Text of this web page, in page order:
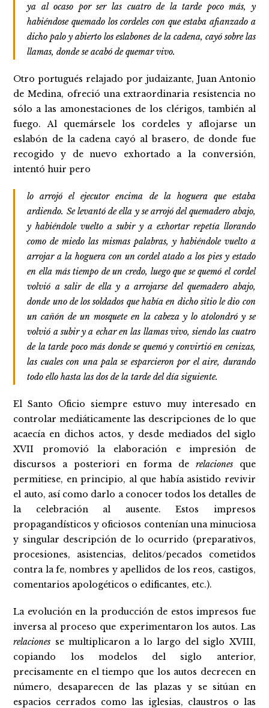
ya al ocaso por ser las cuatro de la tarde poco más, y
habiéndose quemado los cordeles con que estaba afianzado a
dicho palo y abierto los eslabones de la cadena, cayó sobre las
llamas, donde se acabó de quemar vivo.
Otro portugués relajado por judaizante, Juan Antonio
de Medina, ofreció una extraordinaria resistencia no
sólo a las amonestaciones de los clérigos, también al
fuego. Al quemársele los cordeles y aflojarse un
eslabón de la cadena cayó al brasero, de donde fue
recogido y de nuevo exhortado a la conversión,
intentó huir pero
lo arrojó el ejecutor encima de la hoguera que estaba
ardiendo. Se levantó de ella y se arrojó del quemadero abajo,
y habiéndole vuelto a subir y a exhortar repetía llorando
como de miedo las mismas palabras, y habiéndole vuelto a
arrojar a la hoguera con un cordel atado a los pies y estado
en ella más tiempo de un credo, luego que se quemó el cordel
volvió a salir de ella y a arrojarse del quemadero abajo,
donde uno de los soldados que había en dicho sitio le dio con
un cañón de un mosquete en la cabeza y lo atolondró y se
volvió a subir y a echar en las llamas vivo, siendo las cuatro
de la tarde poco más donde se quemó y convirtió en cenizas,
las cuales con una pala se esparcieron por el aire, durando
todo ello hasta las dos de la tarde del día siguiente.
El Santo Oficio siempre estuvo muy interesado en
controlar mediáticamente las descripciones de lo que
acaecía en dichos actos, y desde mediados del siglo
XVII promovió la elaboración e impresión de
discursos a posteriori en forma de relacionesque
permitiese, en principio, al que había asistido revivir
el auto, así como darlo a conocer todos los detalles de
la celebración al ausente. Estos impresos
propagandísticos y oficiosos contenían una minuciosa
y singular descripción de lo ocurrido (preparativos,
procesiones, asistencias, delitos/pecados cometidos
contra la fe, nombres y apellidos de los reos, castigos,
comentarios apologéticos o edificantes, etc.).
La evolución en la producción de estos impresos fue
inversa al proceso que experimentaron los autos. Las
relaciones se multiplicaron a lo largo del siglo XVIII,
copiando los modelos del siglo anterior,
precisamente en el tiempo que los autos decrecen en
número, desaparecen de las plazas y se sitúan en
espacios cerrados como las iglesias, claustros o las